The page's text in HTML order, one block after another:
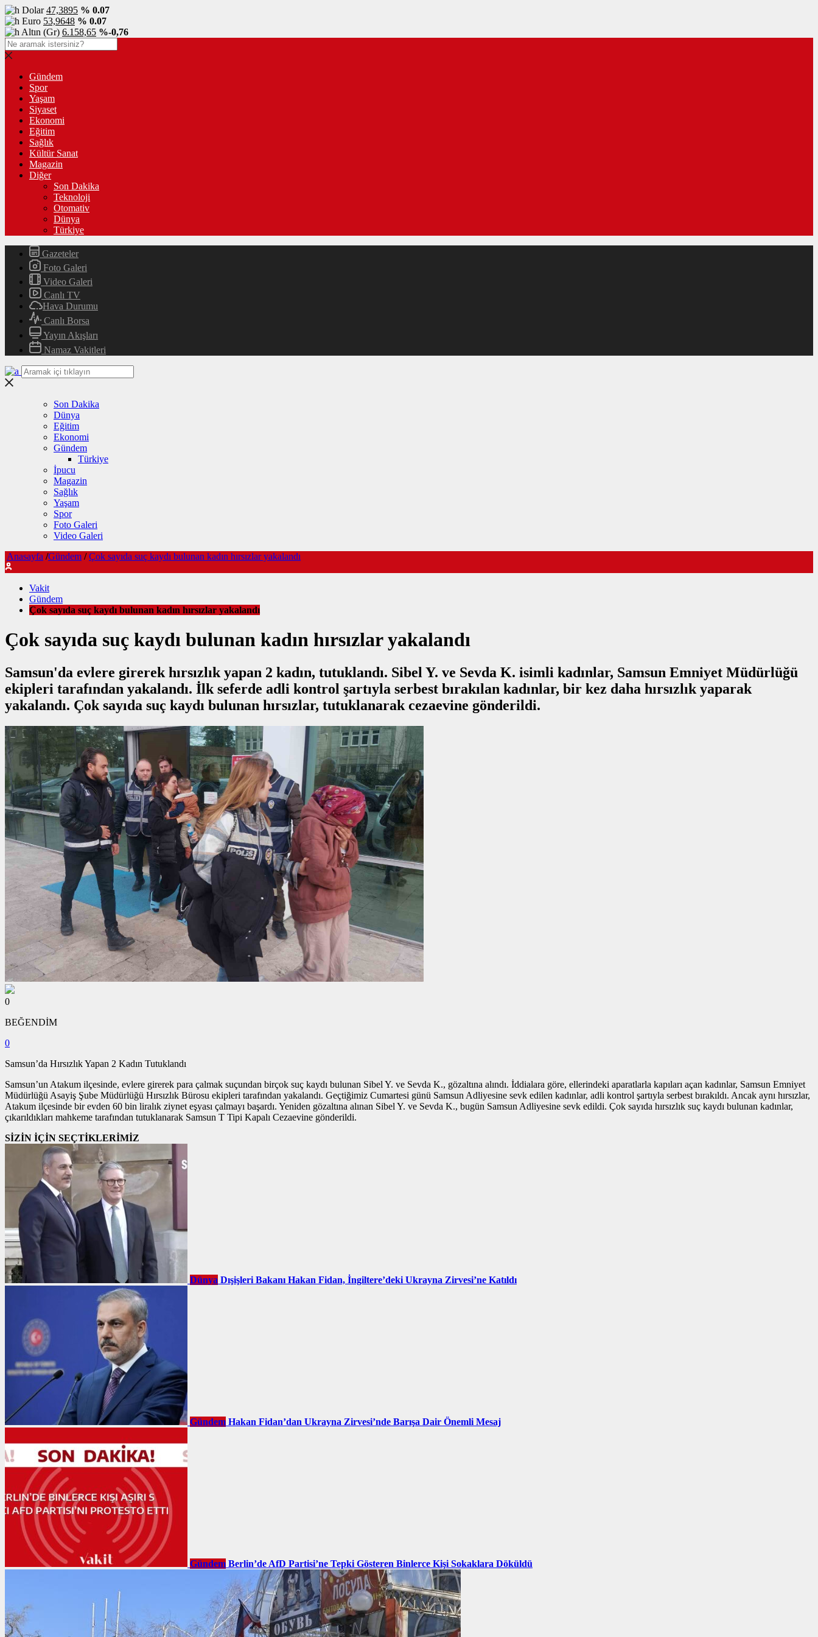
Dolar47,3895 % 0.07
Euro 53,9648 % 0.07
Altın (Gr) 6.158,65 %-0,76
Gündem
Spor
Yaşam
Siyaset
Ekonomi
Eğitim
Sağlık
Kültür Sanat
Magazin
Diğer
Son Dakika
Teknoloji
Otomativ
Dünya
Türkiye
Gazeteler
Foto Galeri
Video Galeri
Canlı TV
Hava Durumu
Canlı Borsa
Yayın Akışları
Namaz Vakitleri
Son Dakika
Dünya
Eğitim
Ekonomi
Gündem
Türkiye
İpucu
Magazin
Sağlık
Yaşam
Spor
Foto Galeri
Video Galeri
Anasayfa /Gündem / Çok sayıda suç kaydı bulunan kadın hırsızlar yakalandı
Vakit
Gündem
Çok sayıda suç kaydı bulunan kadın hırsızlar yakalandı
Çok sayıda suç kaydı bulunan kadın hırsızlar yakalandı
Samsun'da evlere girerek hırsızlık yapan 2 kadın, tutuklandı. Sibel Y. ve Sevda K. isimli kadınlar, Samsun Emniyet Müdürlüğü
ekipleri tarafından yakalandı. İlk seferde adli kontrol şartıyla serbest bırakılan kadınlar, bir kez daha hırsızlık yaparak
yakalandı. Çok sayıda suç kaydı bulunan hırsızlar, tutuklanarak cezaevine gönderildi.
0
BEĞENDİM
0
Samsun’da Hırsızlık Yapan 2 Kadın Tutuklandı
Samsun’un Atakum ilçesinde, evlere girerek para çalmak suçundan birçok suç kaydı bulunan Sibel Y. ve Sevda K., gözaltına alındı. İddialara göre, ellerindeki aparatlarla kapıları açan kadınlar, Samsun Emniyet
Müdürlüğü Asayiş Şube Müdürlüğü Hırsızlık Bürosu ekipleri tarafından yakalandı. Geçtiğimiz Cumartesi günü Samsun Adliyesine sevk edilen kadınlar, adli kontrol şartıyla serbest bırakıldı. Ancak aynı hırsızlar,
Atakum ilçesinde bir evden 60 bin liralık ziynet eşyası çalmayı başardı. Yeniden gözaltına alınan Sibel Y. ve Sevda K., bugün Samsun Adliyesine sevk edildi. Çok sayıda hırsızlık suç kaydı bulunan kadınlar,
çıkarıldıkları mahkeme tarafından tutuklanarak Samsun T Tipi Kapalı Cezaevine gönderildi.
SİZİN İÇİN SEÇTİKLERİMİZ
Dünya Dışişleri Bakanı Hakan Fidan, İngiltere’deki Ukrayna Zirvesi’ne Katıldı
Gündem Hakan Fidan’dan Ukrayna Zirvesi’nde Barışa Dair Önemli Mesaj
Gündem Berlin’de AfD Partisi’ne Tepki Gösteren Binlerce Kişi Sokaklara Döküldü